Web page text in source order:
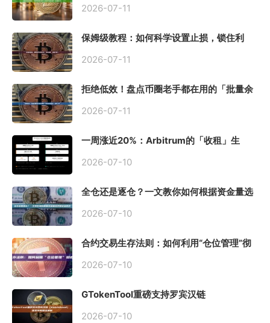
2026-07-11
保姆级教程：如何科学设置止损，锁住利
2026-07-11
拒绝低效！盘点币圈老手都在用的「批量余
2026-07-11
一周涨近20%：Arbitrum的「收租」生
2026-07-10
全仓还是逐仓？一文教你如何根据资金量选
2026-07-10
合约交易生存法则：如何利用“仓位管理”彻
2026-07-10
GTokenTool重磅支持罗宾汉链
2026-07-10